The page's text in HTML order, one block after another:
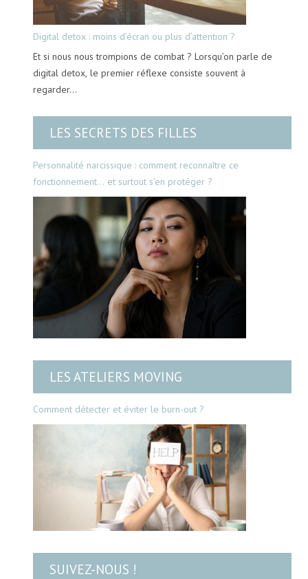
Digital detox : moins d’écran ou plus d’attention ?
Et si nous nous trompions de combat ? Lorsqu’on parle de
digital detox, le premier réflexe consiste souvent à
regarder…
LES SECRETS DES FILLES
Personnalité narcissique : comment reconnaître ce
fonctionnement… et surtout s’en protéger ?
LES ATELIERS MOVING
Comment détecter et éviter le burn-out ?
SUIVEZ-NOUS !